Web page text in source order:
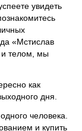
увидеть
«Мстислав
и телом, мы
как
дня.
человека.
и купить